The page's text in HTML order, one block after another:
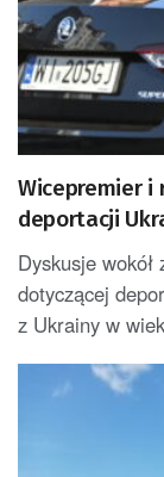
Wicepremier i rzecznik PiS o zapowiedzi
deportacji
Dyskusje
dotyczącej
z Ukrainy w